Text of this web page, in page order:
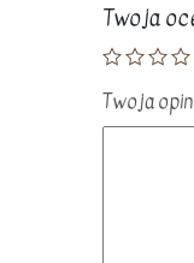
Twoja
Twoja